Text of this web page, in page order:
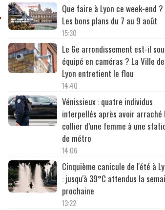
Que faire à Lyon ce week-end ?
Les bons plans du 7 au 9 août
15:30
Le 6e arrondissement est-il
équipé en caméras ? La Ville de
Lyon entretient le flou
14:40
Vénissieux : quatre individus
interpellés après avoir arraché
collier d’une femme à une
de métro
14:06
Cinquième canicule de l'été à
: jusqu'à 39°C attendus la
prochaine
13:22